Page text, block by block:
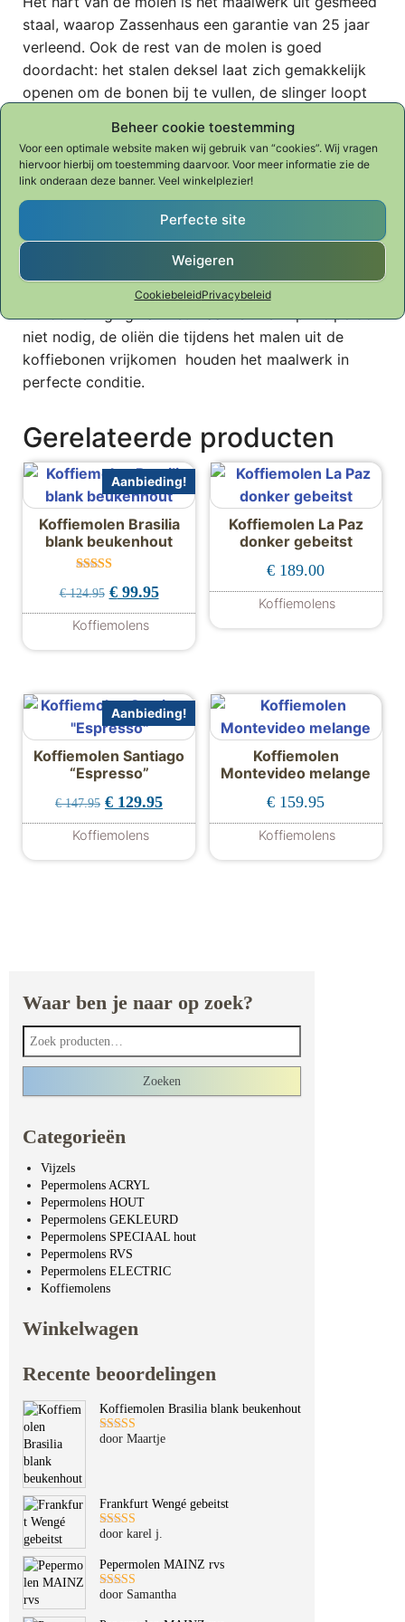
Beheer cookie toestemming
Voor een optimale website maken wij gebruik van “cookies”. Wij vragen
hiervoor hierbij om toestemming daarvoor. Voor meer informatie zie de
link onderaan deze banner. Veel winkelplezier!
Perfecte site
Weigeren
CookiebeleidPrivacybeleid
staal, waarop Zassenhaus een garantie van 25 jaar
verleend. Ook de rest van de molen is goed
doordacht: het stalen deksel laat zich gemakkelijk
openen om de bonen bij te vullen, de slinger loopt
slinger is de perfecte instelling gemakkelijk en
traploos te maken.
Gemakkelijk traploos instelbaar
Hoogwaardig gesmeed stalen maalwerk
Garantie 25 jaar op het maalwerk
Onze tip: zorg ervoor dat het maalwerk niet nat
wordt. Reiniging van het maalwerk is in principe ook
niet nodig, de oliën die tijdens het malen uit de
koffiebonen vrijkomen houden het maalwerk in
perfecte conditie.
Gerelateerde producten
Aanbieding!
Koffiemolen Brasilia
blank beukenhout
d
uit 5
€124.95 Oorspronkelijke prijs was: € 124.95.
€99.95Huidige prijs is: € 99.95.
Koffiemolens
Koffiemolen La Paz
donker gebeitst
€ 189.00
Koffiemolens
Aanbieding!
Koffiemolen Santiago
“Espresso”
€147.95 Oorspronkelijke prijs was: € 147.95.
€ 129.95Huidige prijs is: € 129.95.
Koffiemolens
Koffiemolen
Montevideo melange
€ 159.95
Koffiemolens
Waar ben je naar op zoek?
Zoeken naar:
Zoeken
Categorieën
Vijzels
Pepermolens ACRYL
Pepermolens HOUT
Pepermolens GEKLEURD
Pepermolens SPECIAAL hout
Pepermolens RVS
Pepermolens ELECTRIC
Koffiemolens
Winkelwagen
Recente beoordelingen
Koffiemolen Brasilia blank beukenhout
Gewaardeerd
door Maartje
Frankfurt Wengé gebeitst
Gewaardeerd
door karel j.
Pepermolen MAINZ rvs
Gewaardeerd
door Samantha